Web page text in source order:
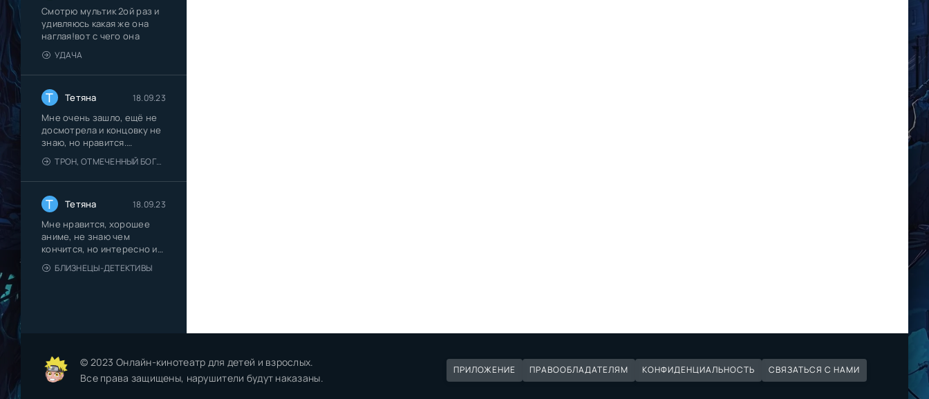
Смотрю мультик 2ой раз и
удивляюсь какая же она
наглая!вот с чего она
УДАЧА
Т Тетяна 18.09.23
Мне очень зашло, ещё не
досмотрела и концовку не
знаю, но нравится.
Романтика
ТРОН, ОТМЕЧЕННЫЙ БОГОМ 2 СЕЗОН
Т Тетяна 18.09.23
Мне нравится, хорошее
аниме, не знаю чем
кончится, но интересно и
красиво
БЛИЗНЕЦЫ-ДЕТЕКТИВЫ
© 2023 Онлайн-кинотеатр для детей и взрослых.
Все права защищены, нарушители будут наказаны.
ПРИЛОЖЕНИЕ ПРАВООБЛАДАТЕЛЯМ КОНФИДЕНЦИАЛЬНОСТЬ СВЯЗАТЬСЯ С НАМИ